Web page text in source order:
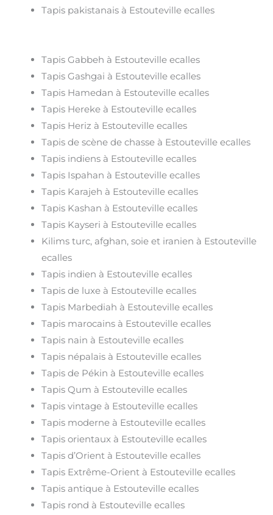
Tapis pakistanais à Estouteville ecalles
Tapis Gabbeh à Estouteville ecalles
Tapis Gashgai à Estouteville ecalles
Tapis Hamedan à Estouteville ecalles
Tapis Hereke à Estouteville ecalles
Tapis Heriz à Estouteville ecalles
Tapis de scène de chasse à Estouteville ecalles
Tapis indiens à Estouteville ecalles
Tapis Ispahan à Estouteville ecalles
Tapis Karajeh à Estouteville ecalles
Tapis Kashan à Estouteville ecalles
Tapis Kayseri à Estouteville ecalles
Kilims turc, afghan, soie et iranien à Estouteville
ecalles
Tapis indien à Estouteville ecalles
Tapis de luxe à Estouteville ecalles
Tapis Marbediah à Estouteville ecalles
Tapis marocains à Estouteville ecalles
Tapis nain à Estouteville ecalles
Tapis népalais à Estouteville ecalles
Tapis de Pékin à Estouteville ecalles
Tapis Qum à Estouteville ecalles
Tapis vintage à Estouteville ecalles
Tapis moderne à Estouteville ecalles
Tapis orientaux à Estouteville ecalles
Tapis d’Orient à Estouteville ecalles
Tapis Extrême-Orient à Estouteville ecalles
Tapis antique à Estouteville ecalles
Tapis rond à Estouteville ecalles